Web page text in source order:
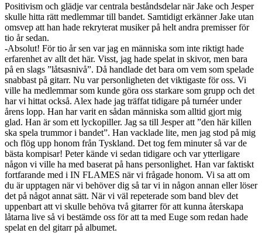
Positivism och glädje var centrala beståndsdelar när Jake och Jesper
skulle hitta rätt medlemmar till bandet. Samtidigt erkänner Jake utan
omsvep att han hade rekryterat musiker på helt andra premisser för
tio år sedan.
-Absolut! För tio år sen var jag en människa som inte riktigt hade
erfarenhet av allt det här. Visst, jag hade spelat in skivor, men bara
på en slags ”låtsasnivå”. Då handlade det bara om vem som spelade
snabbast på gitarr. Nu var personligheten det viktigaste för oss. Vi
ville ha medlemmar som kunde göra oss starkare som grupp och det
har vi hittat också. Alex hade jag träffat tidigare på turnéer under
årens lopp. Han har varit en sådan människa som alltid gjort mig
glad. Han är som ett lyckopiller. Jag sa till Jesper att ”den här killen
ska spela trummor i bandet”. Han vacklade lite, men jag stod på mig
och flög upp honom från Tyskland. Det tog fem minuter så var de
bästa kompisar! Peter kände vi sedan tidigare och var ytterligare
någon vi ville ha med baserat på hans personlighet. Han var faktiskt
fortfarande med i IN FLAMES när vi frågade honom. Vi sa att om
du är upptagen när vi behöver dig så tar vi in någon annan eller löser
det på något annat sätt. När vi väl repeterade som band blev det
uppenbart att vi skulle behöva två gitarrer för att kunna återskapa
låtarna live så vi bestämde oss för att ta med Euge som redan hade
spelat en del gitarr på albumet.